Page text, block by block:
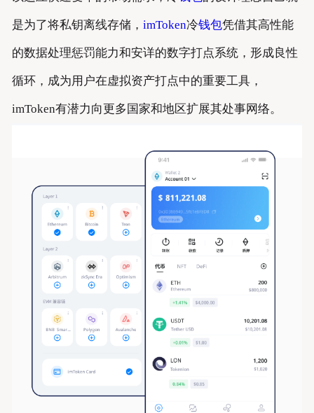
是为了将私钥离线存储， imToken冷钱包凭借其高性能
的数据处理惩罚能力和安详的数字打点系统，形成良性
循环，成为用户在虚拟资产打点中的重要工具，
imToken有潜力向更多国家和地区扩展其处事网络。